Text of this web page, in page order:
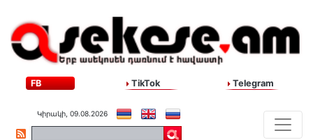
FB TikTok Telegram
Կիրակի, 09.08.2026